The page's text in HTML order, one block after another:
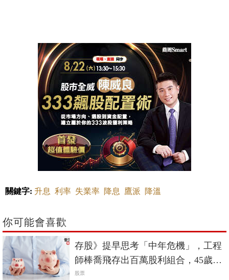
關鍵字: 升息 利率 失業率 降息 鷹派 降溫
你可能會喜歡
存股》提早思考「中年危機」，工程
師棒喬飛存出百萬股利組合，45歲就
退休！
股票